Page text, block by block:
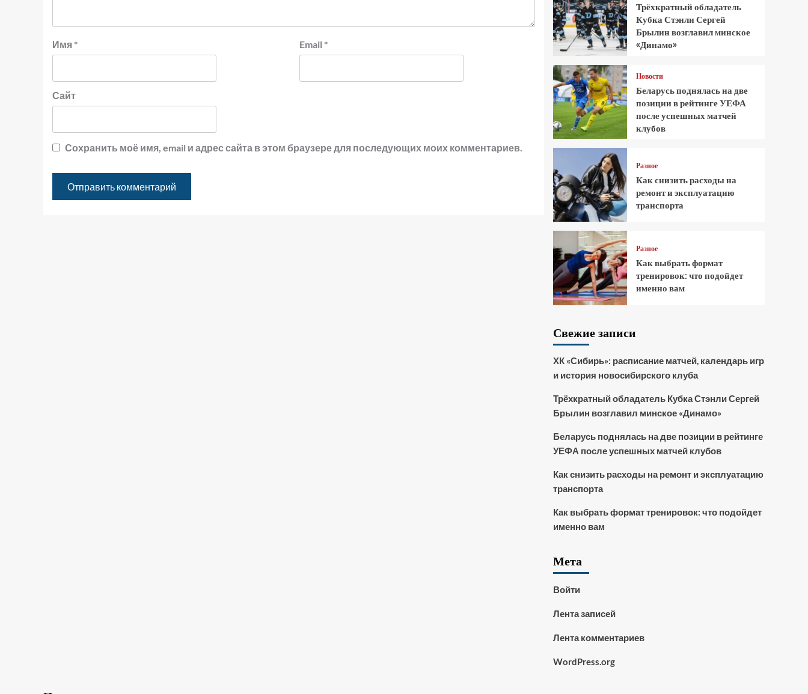
Имя * Email *
Сайт
Сохранить моё имя, email и адрес сайта в этом браузере для последующих моих комментариев.
Трёхкратный обладатель
Кубка Стэнли Сергей
Брылин возглавил минское
«Динамо»
Новости
Беларусь поднялась на две
позиции в рейтинге УЕФА
после успешных матчей
клубов
Разное
Как снизить расходы на
ремонт и эксплуатацию
транспорта
Разное
Как выбрать формат
тренировок: что подойдет
именно вам
Свежие записи
ХК «Сибирь»: расписание матчей, календарь игр
и история новосибирского клуба
Трёхкратный обладатель Кубка Стэнли Сергей
Брылин возглавил минское «Динамо»
Беларусь поднялась на две позиции в рейтинге
УЕФА после успешных матчей клубов
Как снизить расходы на ремонт и эксплуатацию
транспорта
Как выбрать формат тренировок: что подойдет
именно вам
Мета
Войти
Лента записей
Лента комментариев
WordPress.org